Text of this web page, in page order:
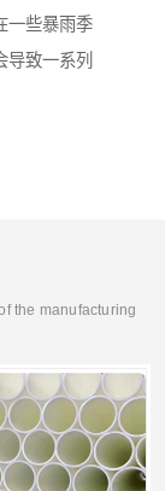
一些暴雨季
导致一系列
the manufacturing